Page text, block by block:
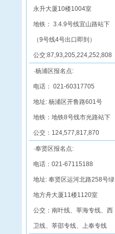
永升大厦10楼1004室
地铁： 3.4.9号线宜山路站下
（9号线4号出口即到）
公交:87,93,205,224,252,808
·杨浦区报名点:
电话： 021-60317705
地址: 杨浦区开鲁路601号
地铁：地铁8号线市光路站下
公交：124,577,817,870
·奉贤区报名点:
电话：021-67115188
地址: 奉贤区运河北路258号绿
地方舟大厦11楼1120室
公交：南叶线、莘海专线、西
卫线、莘邵专线、上奉专线